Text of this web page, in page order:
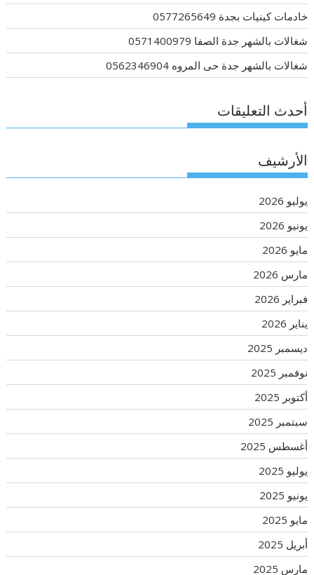
خادمات كينيات بجدة 0577265649
شغالات بالشهر جدة الصفا 0571400979
شغالات بالشهر جدة حى المروه 0562346904
أحدث التعليقات
الأرشيف
يوليو 2026
يونيو 2026
مايو 2026
مارس 2026
فبراير 2026
يناير 2026
ديسمبر 2025
نوفمبر 2025
أكتوبر 2025
سبتمبر 2025
أغسطس 2025
يوليو 2025
يونيو 2025
مايو 2025
أبريل 2025
مارس 2025